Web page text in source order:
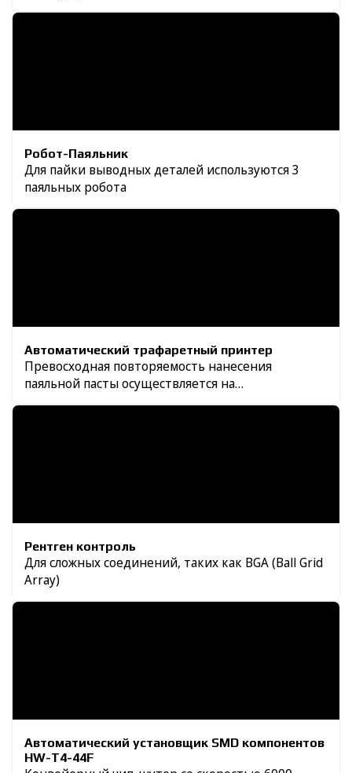
Робот-Паяльник
Для пайки выводных деталей используются 3
паяльных робота
Автоматический трафаретный принтер
Превосходная повторяемость нанесения
паяльной пасты осуществляется на
Рентген контроль
Для сложных соединений, таких как BGA (Ball Grid
Array)
Автоматический установщик ЅМD компонентов
HW-T4-44F